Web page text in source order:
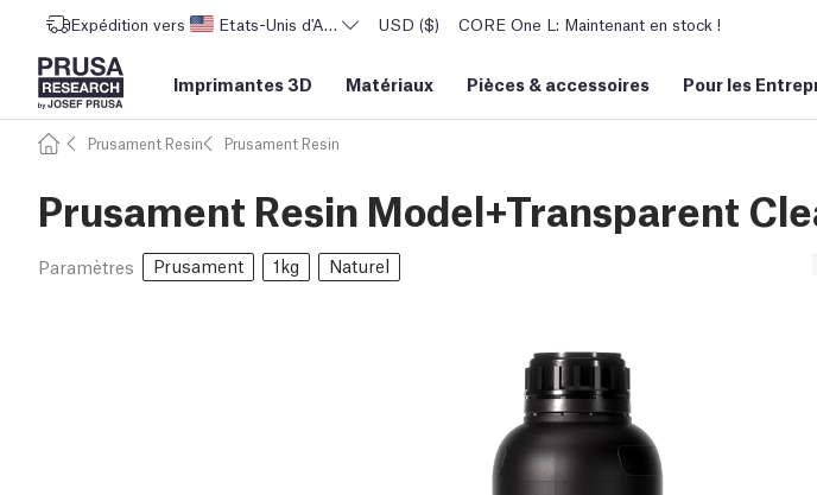
Expédition vers Etats-Unis d'AmériqueUSD ($) CORE One L: Maintenant en stock !
Imprimantes 3D Matériaux Pièces & accessoires Pour les
Prusament Resin Prusament Resin
Prusament Resin Model+Transparent
Paramètres Prusament 1kg Naturel